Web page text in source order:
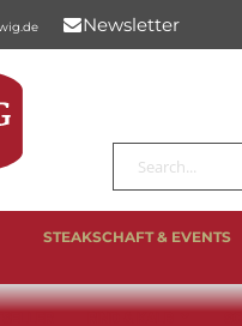
Newsletter
Suche
STEAKSCHAFT & EVENTS